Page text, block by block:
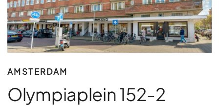
AMSTERDAM
Olympiaplein 152-2